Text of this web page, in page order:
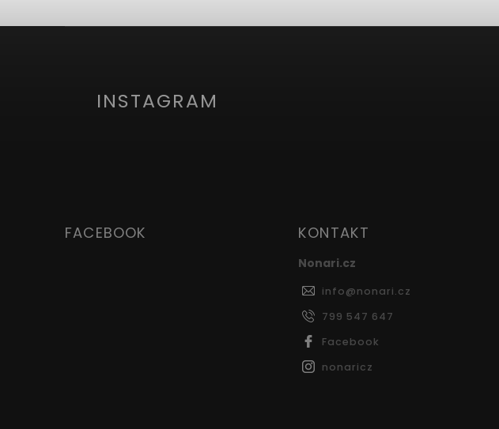
INSTAGRAM
FACEBOOK KONTAKT
Nonari.cz
info@nonari.cz
799 547 647
Facebook
nonaricz